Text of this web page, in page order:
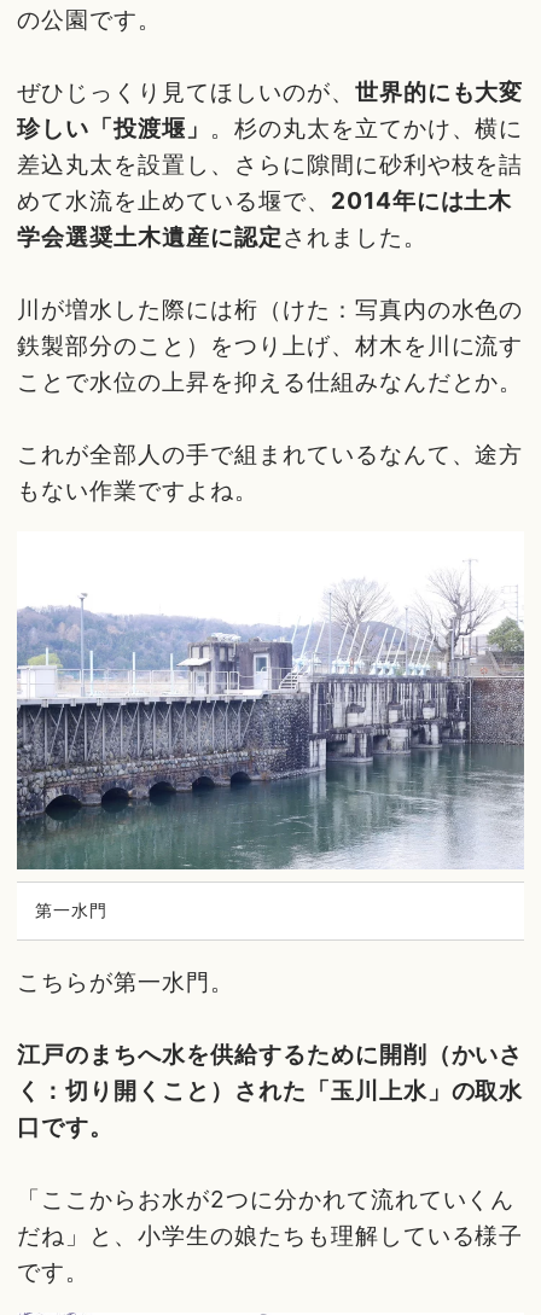
の公園です。
ぜひじっくり見てほしいのが、 世界的にも大変
珍しい「投渡堰」 。杉の丸太を立てかけ、横に
差込丸太を設置し、さらに隙間に砂利や枝を詰
めて水流を止めている堰で、 2014年には土木
学会選奨土木遺産に認定されました。
川が増水した際には桁（けた：写真内の水色の
鉄製部分のこと）をつり上げ、材木を川に流す
ことで水位の上昇を抑える仕組みなんだとか。
これが全部人の手で組まれているなんて、途方
もない作業ですよね。
第一水門
こちらが第一水門。
江戸のまちへ水を供給するために開削（かいさ
く：切り開くこと）された「玉川上水」の取水
口です。
「ここからお水が2つに分かれて流れていくん
だね」と、小学生の娘たちも理解している様子
です。